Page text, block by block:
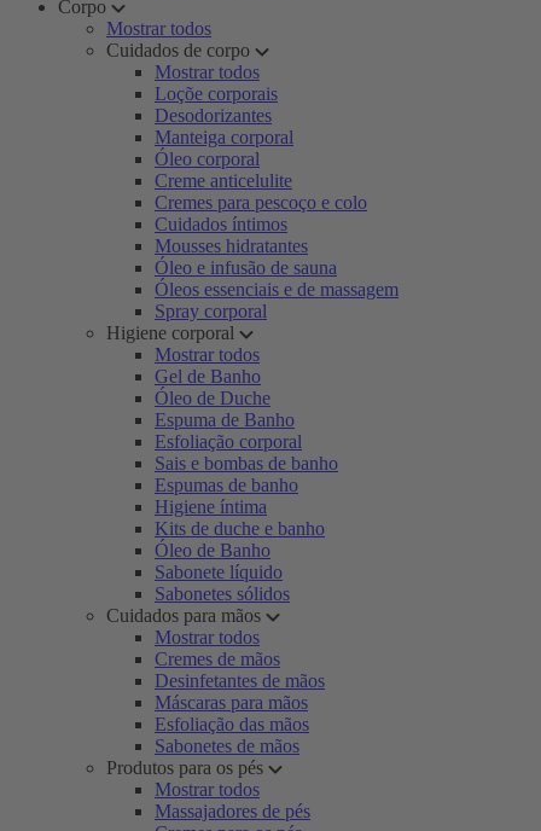
Corpo
Mostrar todos
Cuidados de corpo
Mostrar todos
Loçõe corporais
Desodorizantes
Manteiga corporal
Óleo corporal
Creme anticelulite
Cremes para pescoço e colo
Cuidados íntimos
Mousses hidratantes
Óleo e infusão de sauna
Óleos essenciais e de massagem
Spray corporal
Higiene corporal
Mostrar todos
Gel de Banho
Óleo de Duche
Espuma de Banho
Esfoliação corporal
Sais e bombas de banho
Espumas de banho
Higiene íntima
Kits de duche e banho
Óleo de Banho
Sabonete líquido
Sabonetes sólidos
Cuidados para mãos
Mostrar todos
Cremes de mãos
Desinfetantes de mãos
Máscaras para mãos
Esfoliação das mãos
Sabonetes de mãos
Produtos para os pés
Mostrar todos
Massajadores de pés